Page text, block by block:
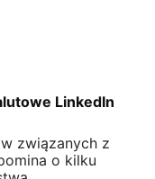
LinkedIn
związanych z
o kilku